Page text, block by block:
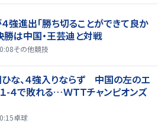
強進出「勝ち切ることができて良か
は中国・王芸迪と対戦
その他競技
ひな、４強入りならず 中国の左のエ
-４で敗れる…ＷＴＴチャンピオンズ
卓球